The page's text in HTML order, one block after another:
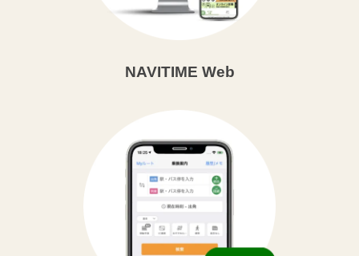
NAVITIME Web